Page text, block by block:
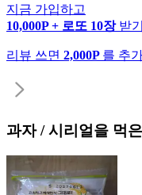
지금 가입하고
10,000P + 로또 10장 받기
리뷰 쓰면 2,000P 를 추
과자 / 시리얼을 먹